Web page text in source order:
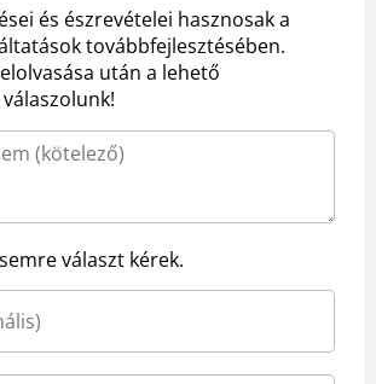
és észrevételei hasznosak a
továbbfejlesztésében.
után a lehető
választ kérek.